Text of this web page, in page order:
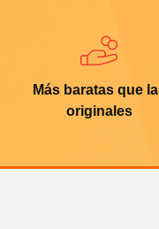
Más baratas que
originales